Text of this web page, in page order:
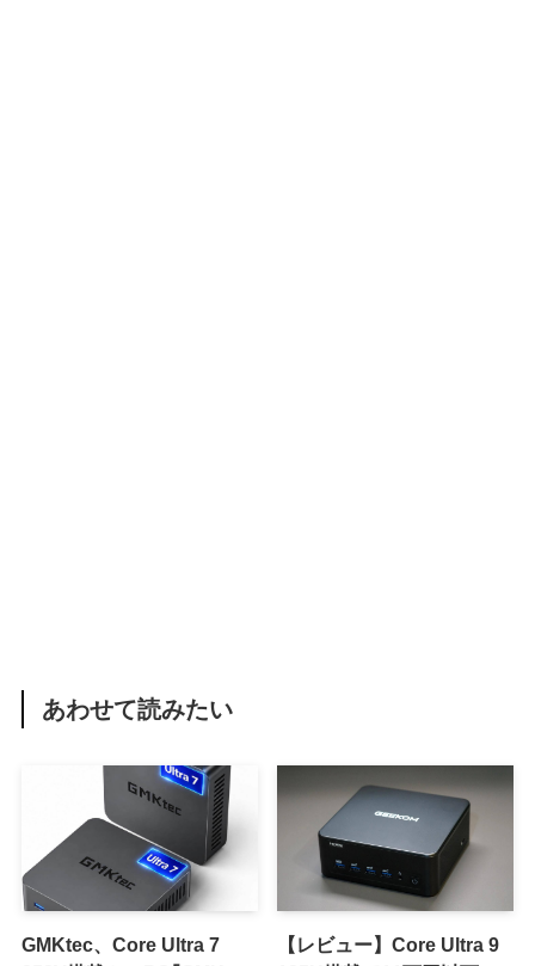
あわせて読みたい
GMKtec、Core Ultra 7
【レビュー】Core Ultra 9